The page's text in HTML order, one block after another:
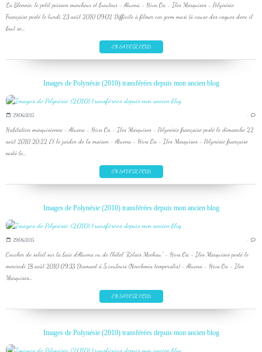
La Blennie, le petit poisson marcheur et brouteur - Atuona - Hiva Oa - Iles Marquises - Polynésie
Française posté le lundi 23 août 2010 09:02 Difficile à filmer car zoom maxi (à cause des vagues donc il
faut se...
EN SAVOIR PLUS
Images de Polynésie (2010) transférées depuis mon ancien blog
29/06/2015 …
Habitation marquisienne - Atuona - Hiva Oa - Iles Marquises - Polynésie française posté le dimanche 22
août 2010 20:22 Et le jardin de la maison - Atuona - Hiva Oa - Iles Marquises - Polynésie française
posté le...
EN SAVOIR PLUS
Images de Polynésie (2010) transférées depuis mon ancien blog
29/06/2015 …
Coucher de soleil sur la baie d'Atuona vu de l'hôtel "Relais Moehau" - Hiva Oa - Iles Marquises posté le
mercredi 18 août 2010 09:33 Diamant à 5 couleurs (Neochmia temporalis) - Atuona - Hiva Oa - Iles
Marquises...
EN SAVOIR PLUS
Images de Polynésie (2010) transférées depuis mon ancien blog